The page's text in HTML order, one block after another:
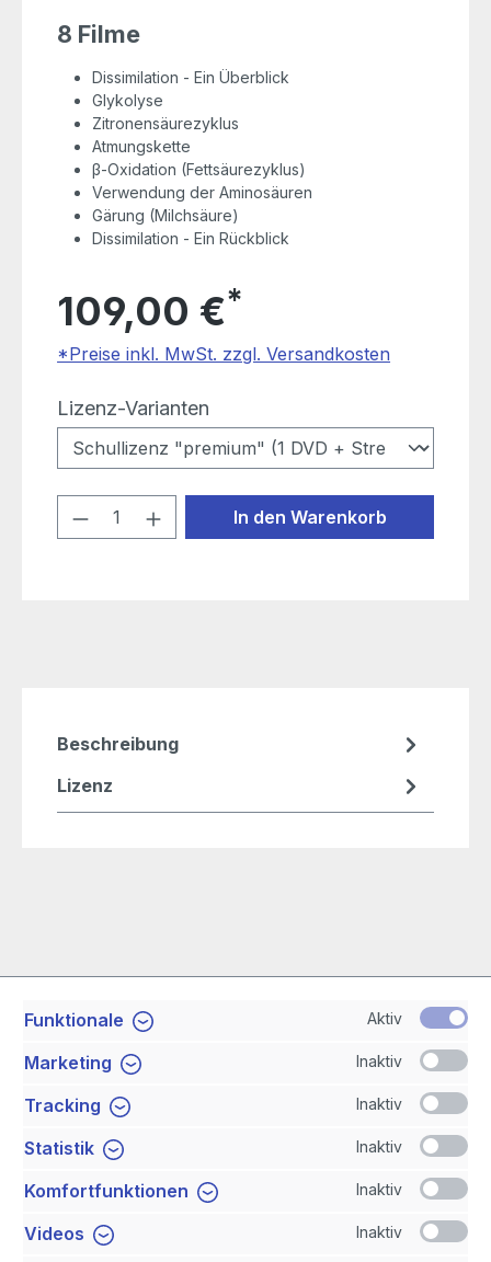
8 Filme
Dissimilation - Ein Überblick
Glykolyse
Zitronensäurezyklus
Atmungskette
β-Oxidation (Fettsäurezyklus)
Verwendung der Aminosäuren
Gärung (Milchsäure)
Dissimilation - Ein Rückblick
109,00 €*
*Preise inkl. MwSt. zzgl. Versandkosten
Lizenz-Varianten
Produkt Anzahl: Gib den
In den Warenkorb
Beschreibung
Lizenz
Service-Hotline
Shop Service
Newsletter
Funktionale Aktiv
Marketing Inaktiv
Tracking Inaktiv
Statistik Inaktiv
Komfortfunktionen Inaktiv
Videos Inaktiv